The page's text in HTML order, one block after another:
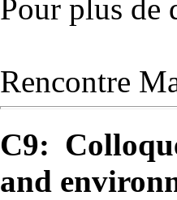
Pour plus de
Rencontre
C9:
and